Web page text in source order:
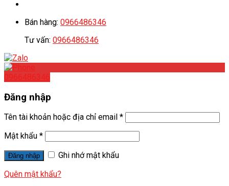
Bán hàng: 0966486346
Tư vấn: 0966486346
0966486346
Đăng nhập
Tên tài khoản hoặc địa chỉ email *
Mật khẩu *
Đăng nhập
Ghi nhớ mật khẩu
Quên mật khẩu?